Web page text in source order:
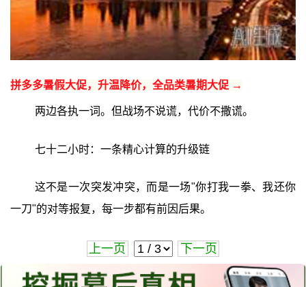
拼多多暑假大促，升温降价，全品类暑期大促 →
两边各执一词。但战场不说谎，代价不撒谎。
七十二小时：一条精心计算的升级链
这不是一次突发冲突，而是一场"你打我一拳、我还你
一刀"的对等报复，每一步都有前因后果。
上一页 下一页